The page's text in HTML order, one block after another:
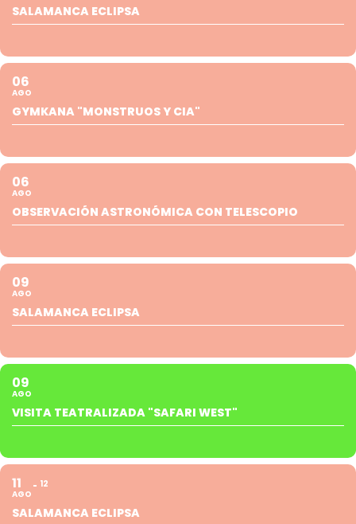
SALAMANCA ECLIPSA
06
AGO
GYMKANA "MONSTRUOS Y CIA"
06
AGO
OBSERVACIÓN ASTRONÓMICA CON TELESCOPIO
09
AGO
SALAMANCA ECLIPSA
09
AGO
VISITA TEATRALIZADA "SAFARI WEST"
11
AGO
12
SALAMANCA ECLIPSA